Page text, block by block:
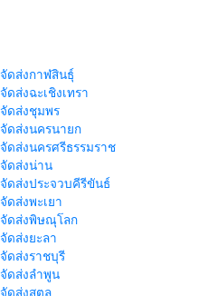
ดส่งกาฬสินธุ์
ดส่งฉะเชิงเทรา
ดส่งชุมพร
ดส่งนครนายก
ดส่งนครศรีธรรมราช
ดส่งน่าน
ดส่งประจวบคีรีขันธ์
ดส่งพะเยา
ดส่งพิษณุโลก
ดส่งยะลา
ดส่งราชบุรี
ดส่งลำพูน
ดส่งสตูล